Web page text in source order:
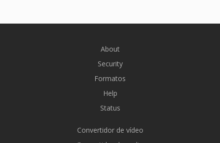
About
Security
Formatos
Help
Status
Convertidor de vídeo